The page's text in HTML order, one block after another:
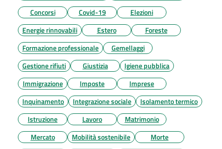
Concorsi
Covid-19
Elezioni
Energie rinnovabili
Estero
Foreste
Formazione professionale
Gemellaggi
Gestione rifiuti
Giustizia
Igiene pubblica
Immigrazione
Imposte
Imprese
Inquinamento
Integrazione sociale
Isolamento termico
Istruzione
Lavoro
Matrimonio
Mercato
Mobilità sostenibile
Morte